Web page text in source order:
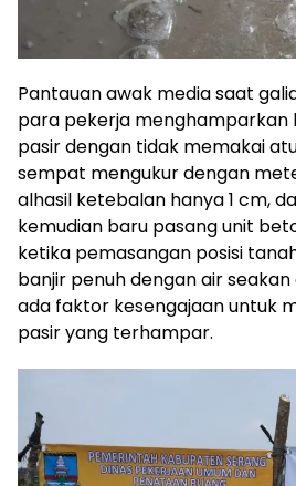
Pantauan awak media saat
para pekerja
pasir dengan tidak memakai
sempat mengukur dengan
alhasil ketebalan hanya 1 cm,
kemudian baru pasang unit
ketika pemasangan posisi
banjir penuh dengan air
ada faktor kesengajaan untuk
pasir yang terhampar.